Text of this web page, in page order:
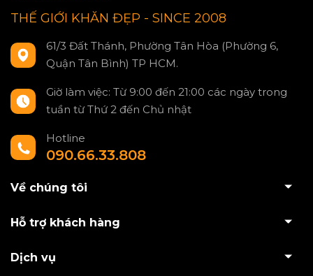
THẾ GIỚI KHĂN ĐẸP - SINCE 2008
61/3 Đất Thánh, Phường Tân Hòa (Phường 6,
Quận Tân Bình) TP HCM.
Giờ làm việc: Từ 9:00 đến 21:00 các ngày trong
tuần từ Thứ 2 đến Chủ nhật
Hotline
090.66.33.808
Về chúng tôi
Hỗ trợ khách hàng
Dịch vụ